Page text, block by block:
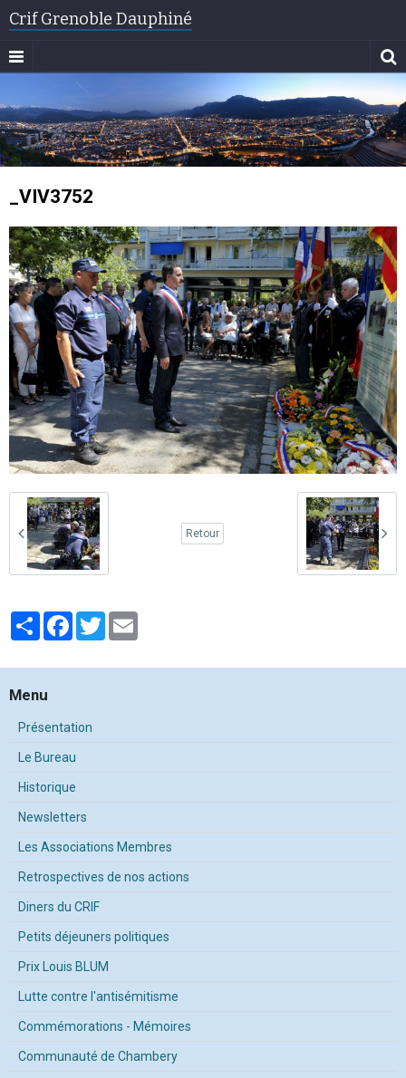
Crif Grenoble Dauphiné
_VIV3752
Retour
PartagerFacebook
Twitter
Menu
Présentation
Le Bureau
Historique
Newsletters
Les Associations Membres
Retrospectives de nos actions
Diners du CRIF
Petits déjeuners politiques
Prix Louis BLUM
Lutte contre l'antisémitisme
Commémorations - Mémoires
Communauté de Chambery